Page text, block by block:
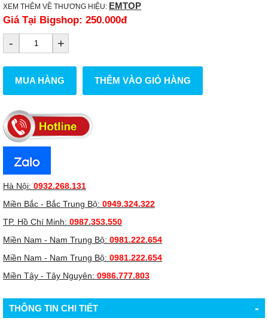
XEM THÊM VỀ THƯƠNG HIỆU: EMTOP
Giá Tại Bigshop: 250.000đ
- +
MUA HÀNG THÊM VÀO GIỎ HÀNG
Hà Nội: 0932.268.131
Miền Bắc - Bắc Trung Bộ: 0949.324.322
TP. Hồ Chí Minh: 0987.353.550
Miền Nam - Nam Trung Bộ: 0981.222.654
Miền Nam - Nam Trung Bộ: 0981.222.654
Miền Tây - Tây Nguyên: 0986.777.803
THÔNG TIN CHI TIẾT -